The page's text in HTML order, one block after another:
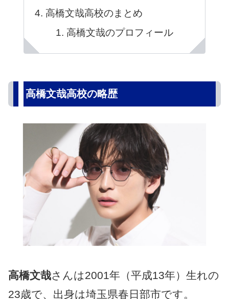
高橋文哉高校のまとめ
高橋文哉のプロフィール
高橋文哉高校の略歴
高橋文哉さんは2001年（平成13年）生れの
23歳で、出身は埼玉県春日部市です。